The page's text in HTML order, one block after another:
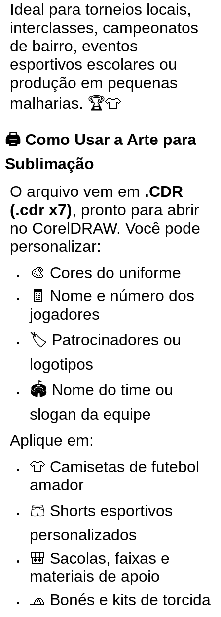
Ideal para torneios locais,
interclasses, campeonatos
de bairro, eventos
esportivos escolares ou
produção em pequenas
malharias. 🏆👕
🖨️ Como Usar a Arte para
Sublimação
O arquivo vem em .CDR
(.cdr x7), pronto para abrir
no CorelDRAW. Você pode
personalizar:
🎨 Cores do uniforme
🧾 Nome e número dos
jogadores
🏷️ Patrocinadores ou
logotipos
🏟️ Nome do time ou
slogan da equipe
Aplique em:
👕 Camisetas de futebol
amador
🩳 Shorts esportivos
personalizados
🎒 Sacolas, faixas e
materiais de apoio
🧢 Bonés e kits de torcida